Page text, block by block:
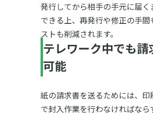
発行してから相手の手元に届
できる上、再発行や修正の手
ストも削減されます。
テレワーク中でも
可能
紙の請求書を送るためには、
で封入作業を行わなければな